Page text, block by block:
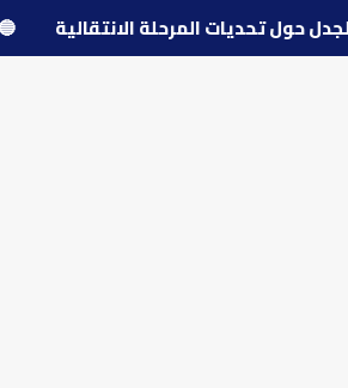
الجدل حول تحديات المرحلة الانتقالية